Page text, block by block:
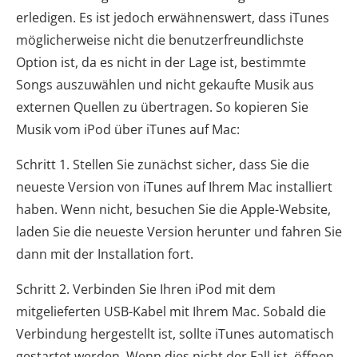
erledigen. Es ist jedoch erwähnenswert, dass iTunes
möglicherweise nicht die benutzerfreundlichste
Option ist, da es nicht in der Lage ist, bestimmte
Songs auszuwählen und nicht gekaufte Musik aus
externen Quellen zu übertragen. So kopieren Sie
Musik vom iPod über iTunes auf Mac:
Schritt 1. Stellen Sie zunächst sicher, dass Sie die
neueste Version von iTunes auf Ihrem Mac installiert
haben. Wenn nicht, besuchen Sie die Apple-Website,
laden Sie die neueste Version herunter und fahren Sie
dann mit der Installation fort.
Schritt 2. Verbinden Sie Ihren iPod mit dem
mitgelieferten USB-Kabel mit Ihrem Mac. Sobald die
Verbindung hergestellt ist, sollte iTunes automatisch